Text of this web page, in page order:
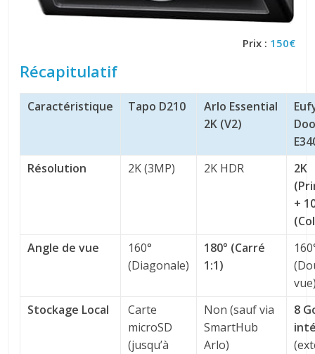
Prix : 150€
Récapitulatif
Caractéristique Tapo D210
Arlo Essential
2K (V2)
Résolution
2K (3MP) 2K HDR
2K
+
Angle de vue
160°
(Diagonale)
180° (Carré
1:1)
Stockage Local
Carte
microSD
(jusqu’à
Non (sauf via
SmartHub
Arlo)
8